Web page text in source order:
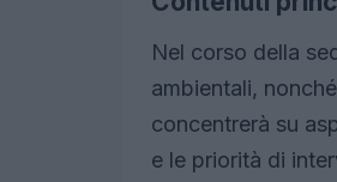
Nel corso della
ambientali,
concentrerà su
e le priorità di